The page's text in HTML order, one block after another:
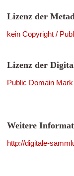
Lizenz der
kein Copyright /
Lizenz der
Public Domain
Weitere
http://digitale-